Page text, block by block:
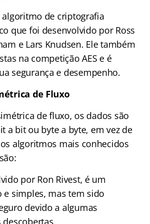
algoritmo de criptografia
que foi desenvolvido por Ross
e Lars Knudsen. Ele também
na competição AES e é
segurança e desempenho.
de Fluxo
de fluxo, os dados são
a bit ou byte a byte, em vez de
algoritmos mais conhecidos
por Ron Rivest, é um
simples, mas tem sido
devido a algumas